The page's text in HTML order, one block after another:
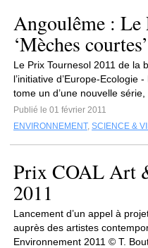
Angoulême : Le
‘Mèches courtes’
Le Prix Tournesol 2011 de la
l’initiative d’Europe-Ecologie
tome un d’une nouvelle série,
Publié le 01 février 2011
ENVIRONNEMENT, SCIENCE &
Prix COAL Art
2011
Lancement d’un appel à
auprès des artistes
Environnement 2011 © T.